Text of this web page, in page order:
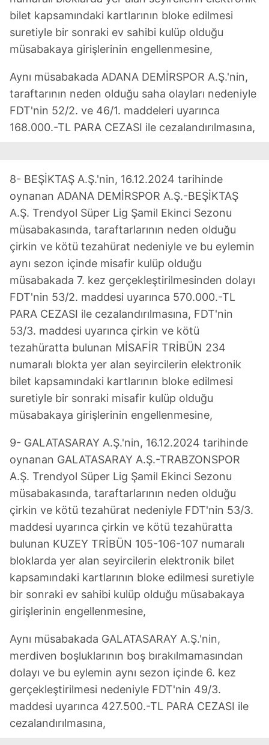
bilet kapsamındaki kartlarının bloke edilmesi
suretiyle bir sonraki ev sahibi kulüp olduğu
müsabakaya girişlerinin engellenmesine,
Aynı müsabakada ADANA DEMİRSPOR A.Ş.'nin,
taraftarının neden olduğu saha olayları nedeniyle
FDT'nin 52/2. ve 46/1. maddeleri uyarınca
168.000.-TL PARA CEZASI ile cezalandırılmasına,
8- BEŞİKTAŞ A.Ş.'nin, 16.12.2024 tarihinde
oynanan ADANA DEMİRSPOR A.Ş.-BEŞİKTAŞ
A.Ş. Trendyol Süper Lig Şamil Ekinci Sezonu
müsabakasında, taraftarlarının neden olduğu
çirkin ve kötü tezahürat nedeniyle ve bu eylemin
aynı sezon içinde misafir kulüp olduğu
müsabakada 7. kez gerçekleştirilmesinden dolayı
FDT'nin 53/2. maddesi uyarınca 570.000.-TL
PARA CEZASI ile cezalandırılmasına, FDT'nin
53/3. maddesi uyarınca çirkin ve kötü
tezahüratta bulunan MİSAFİR TRİBÜN 234
numaralı blokta yer alan seyircilerin elektronik
bilet kapsamındaki kartlarının bloke edilmesi
suretiyle bir sonraki misafir kulüp olduğu
müsabakaya girişlerinin engellenmesine,
9- GALATASARAY A.Ş.'nin, 16.12.2024 tarihinde
oynanan GALATASARAY A.Ş.-TRABZONSPOR
A.Ş. Trendyol Süper Lig Şamil Ekinci Sezonu
müsabakasında, taraftarlarının neden olduğu
çirkin ve kötü tezahürat nedeniyle FDT'nin 53/3.
maddesi uyarınca çirkin ve kötü tezahüratta
bulunan KUZEY TRİBÜN 105-106-107 numaralı
bloklarda yer alan seyircilerin elektronik bilet
kapsamındaki kartlarının bloke edilmesi suretiyle
bir sonraki ev sahibi kulüp olduğu müsabakaya
girişlerinin engellenmesine,
Aynı müsabakada GALATASARAY A.Ş.'nin,
merdiven boşluklarının boş bırakılmamasından
dolayı ve bu eylemin aynı sezon içinde 6. kez
gerçekleştirilmesi nedeniyle FDT'nin 49/3.
maddesi uyarınca 427.500.-TL PARA CEZASI ile
cezalandırılmasına,